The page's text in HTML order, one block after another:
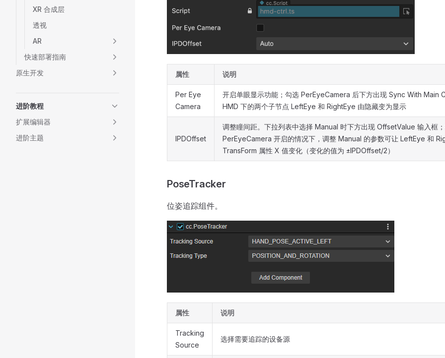
XR 合成层
透视
AR
快速部署指南
原生开发
进阶教程
扩展编辑器
进阶主题
属性 说明
Per Eye
Camera
开启单眼显示功能；勾选 PerEyeCamera 后下方出现 Sync With Main
HMD 下的两个子节点 LeftEye 和 RightEye 由隐藏变为显示
IPDOffset
调整瞳间距。下拉列表中选择 Manual 时下方出现 OffsetValue 输入框
PerEyeCamera 开启的情况下，调整 Manual 的参数可让 LeftEye 和
TransForm 属性 X 值变化（变化的值为 ±IPDOffset/2）
PoseTracker
位姿追踪组件。
属性 说明
Tracking
Source
选择需要追踪的设备源